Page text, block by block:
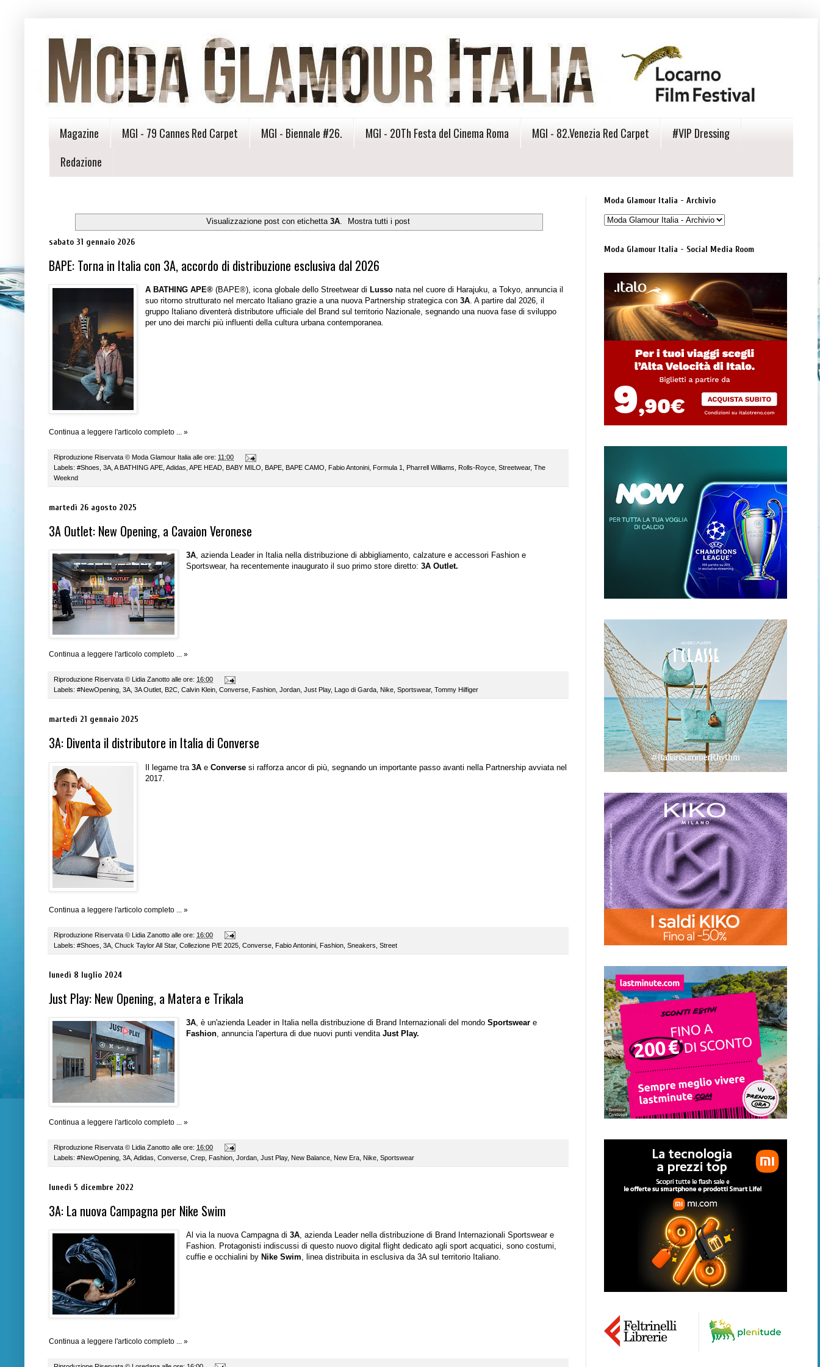
Magazine MGI - 79 Cannes Red Carpet MGI - Biennale #26. MGI - 20Th Festa del Cinema Roma MGI - 82.Venezia Red Carpet
#VIP Dressing
Redazione
Visualizzazione post con etichetta 3A. Mostra tutti i post
sabato 31 gennaio 2026
BAPE: Torna in Italia con 3A, accordo di distribuzione esclusiva dal 2026
A BATHING APE® (BAPE®), icona globale dello Streetwear di Lusso nata nel cuore di Harajuku, a Tokyo, annuncia il
suo ritorno strutturato nel mercato Italiano grazie a una nuova Partnership strategica con 3A. A partire dal 2026, il
gruppo Italiano diventerà distributore ufficiale del Brand sul territorio Nazionale, segnando una nuova fase di sviluppo
per uno dei marchi più influenti della cultura urbana contemporanea.
Continua a leggere l'articolo completo ... »
Riproduzione Riservata © Moda Glamour Italia alle ore: 11:00
Labels: #Shoes 3A A BATHING APE Adidas APE HEAD BABY MILO BAPE BAPE CAMO Fabio Antonini Formula 1 Pharrell Williams Rolls-Royce Streetwear, The
Weeknd
martedì 26 agosto 2025
3A Outlet: New Opening, a Cavaion Veronese
3A, azienda Leader in Italia nella distribuzione di abbigliamento, calzature e accessori Fashion e
Sportswear, ha recentemente inaugurato il suo primo store diretto: 3A Outlet.
Continua a leggere l'articolo completo ... »
Riproduzione Riservata © Lidia Zanotto alle ore: 16:00
Labels: #NewOpening, 3A, 3A Outlet, B2C, Calvin Klein, Converse, Fashion, Jordan, Just Play, Lago di Garda, Nike, Sportswear, Tommy Hilfiger
martedì 21 gennaio 2025
3A: Diventa il distributore in Italia di Converse
Il legame tra 3A e Converse si rafforza ancor di più, segnando un importante passo avanti nella Partnership avviata nel
2017.
Continua a leggere l'articolo completo ... »
Riproduzione Riservata © Lidia Zanotto alle ore: 16:00
Labels: #Shoes 3A Chuck Taylor All Star, Collezione P/E 2025 Converse Fabio Antonini Fashion Sneakers Street
lunedì 8 luglio 2024
Just Play: New Opening, a Matera e Trikala
3A , è un'azienda Leader in Italia nella distribuzione di Brand Internazionali del mondo Sportswear e
Fashion , annuncia l'apertura di due nuovi punti vendita Just Play.
Continua a leggere l'articolo completo ... »
Riproduzione Riservata © Lidia Zanotto alle ore: 16:00
Labels: #NewOpening 3A Adidas Converse Crep Fashion Jordan Just Play, New Balance New Era Nike Sportswear
lunedì 5 dicembre 2022
3A: La nuova Campagna per Nike Swim
Al via la nuova Campagna di 3A, azienda Leader nella distribuzione di Brand Internazionali Sportswear e
Fashion. Protagonisti indiscussi di questo nuovo digital flight dedicato agli sport acquatici, sono costumi,
cuffie e occhialini by Nike Swim, linea distribuita in esclusiva da 3A sul territorio Italiano.
Continua a leggere l'articolo completo ... »
Moda Glamour Italia - Archivio
Moda Glamour Italia - Social Media Room